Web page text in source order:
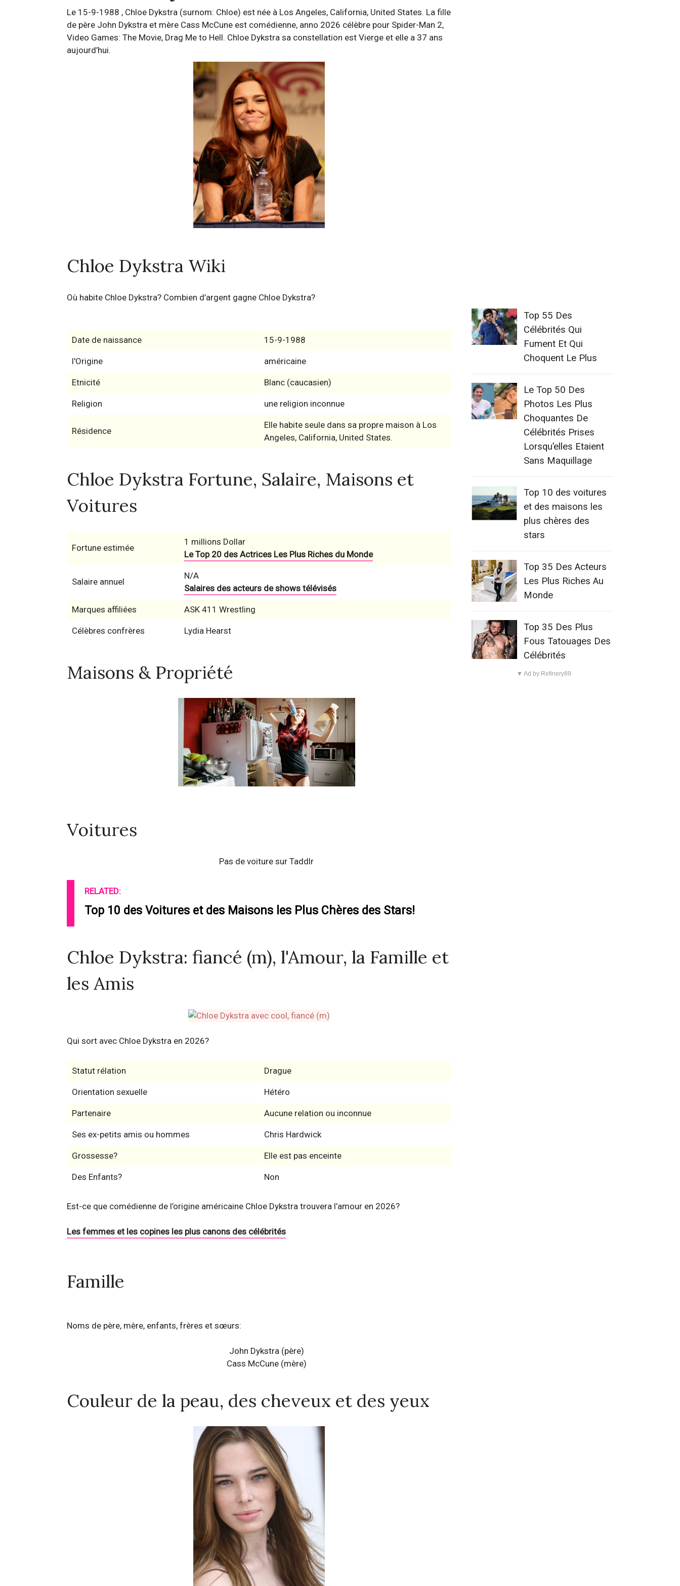
Le 15-9-1988 , Chloe Dykstra (surnom: Chloe) est née à Los Angeles, California, United States. La fille
de père John Dykstra et mère Cass McCune est comédienne, anno 2026 célèbre pour Spider-Man 2,
Video Games: The Movie, Drag Me to Hell. Chloe Dykstra sa constellation est Vierge et elle a 37 ans
aujourd’hui.
Chloe Dykstra Wiki
Où habite Chloe Dykstra? Combien d’argent gagne Chloe Dykstra?
Date de naissance 15-9-1988
l'Origine américaine
Etnicité Blanc (caucasien)
Religion une religion inconnue
Résidence
Elle habite seule dans sa propre maison à Los
Angeles, California, United States.
Chloe Dykstra Fortune, Salaire, Maisons et
Voitures
Fortune estimée
1 millions Dollar
Le Top 20 des Actrices Les Plus Riches du Monde
Salaire annuel
N/A
Salaires des acteurs de shows télévisés
Marques affiliées ASK 411 Wrestling
Célèbres confrères Lydia Hearst
Maisons & Propriété
Voitures
Pas de voiture sur Taddlr
RELATED:
Top 10 des Voitures et des Maisons les Plus Chères des Stars!
Chloe Dykstra: fiancé (m), l'Amour, la Famille et
les Amis
Qui sort avec Chloe Dykstra en 2026?
Statut rélation Drague
Orientation sexuelle Hétéro
Partenaire Aucune relation ou inconnue
Ses ex-petits amis ou hommes Chris Hardwick
Grossesse? Elle est pas enceinte
Des Enfants? Non
Est-ce que comédienne de l’origine américaine Chloe Dykstra trouvera l’amour en 2026?
Les femmes et les copines les plus canons des célébrités
Famille
Noms de père, mère, enfants, frères et sœurs:
John Dykstra (père)
Cass McCune (mère)
Couleur de la peau, des cheveux et des yeux
Top 55 Des
Célébrités Qui
Fument Et Qui
Choquent Le Plus
Le Top 50 Des
Photos Les Plus
Choquantes De
Célébrités Prises
Lorsqu’elles Etaient
Sans Maquillage
Top 10 des voitures
et des maisons les
plus chères des
stars
Top 35 Des Acteurs
Les Plus Riches Au
Monde
Top 35 Des Plus
Fous Tatouages Des
Célébrités
▼ Ad by Refinery89